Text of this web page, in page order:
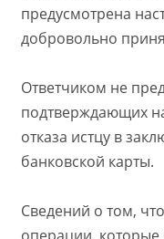
предусмотрена
добровольно
Ответчиком не
подтверждающих
отказа истцу в
банковской карты.
Сведений о том,